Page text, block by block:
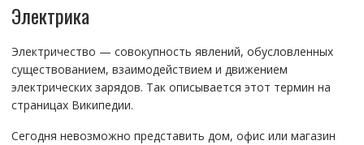
Электрика
Электричество — совокупность явлений, обусловленных
существованием, взаимодействием и движением
электрических зарядов. Так описывается этот термин на
страницах Википедии.
Сегодня невозможно представить дом, офис или магазин